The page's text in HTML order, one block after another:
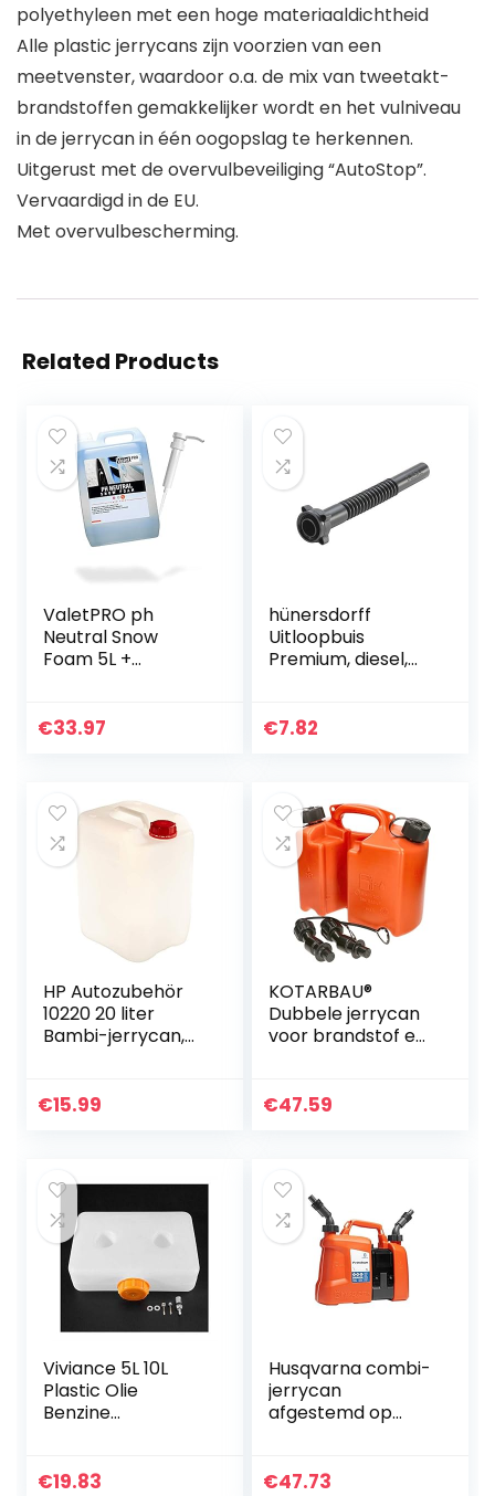
polyethyleen met een hoge materiaaldichtheid
Alle plastic jerrycans zijn voorzien van een
meetvenster, waardoor o.a. de mix van tweetakt-
brandstoffen gemakkelijker wordt en het vulniveau
in de jerrycan in één oogopslag te herkennen.
Uitgerust met de overvulbeveiliging “AutoStop”.
Vervaardigd in de EU.
Met overvulbescherming.
Related Products
ValetPRO ph
Neutral Snow
Foam 5L +
30 ml per hub –
€33.97
hünersdorff
Uitloopbuis
Premium, diesel,
uitloop Ø 25
€7.82
HP Autozubehör
10220 20 liter
Bambi-jerrycan,
cm
€15.99
KOTARBAU®
Dubbele jerrycan
voor brandstof en
olieschenker,
€47.59
Viviance 5L 10L
Plastic Olie
Benzine
Air Diesel
€19.83
Husqvarna combi-
jerrycan
afgestemd op
€47.73